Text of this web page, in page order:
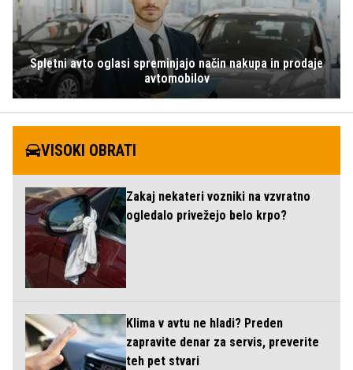
Spletni avto oglasi spreminjajo način nakupa in prodaje
avtomobilov
VISOKI OBRATI
Zakaj nekateri vozniki na vzvratno
ogledalo privežejo belo krpo?
Klima v avtu ne hladi? Preden
zapravite denar za servis, preverite
teh pet stvari